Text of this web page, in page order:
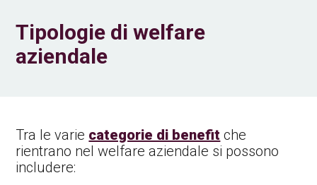
Tipologie di welfare
aziendale
Tra le varie categorie di benefit che
rientrano nel welfare aziendale si possono
includere: